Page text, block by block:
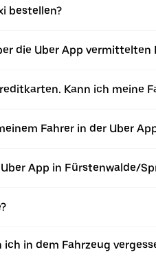
bestellen?
die Uber App
Kann ich meine
Fahrer in der Uber
App in Fürstenwalde/
in dem Fahrzeug